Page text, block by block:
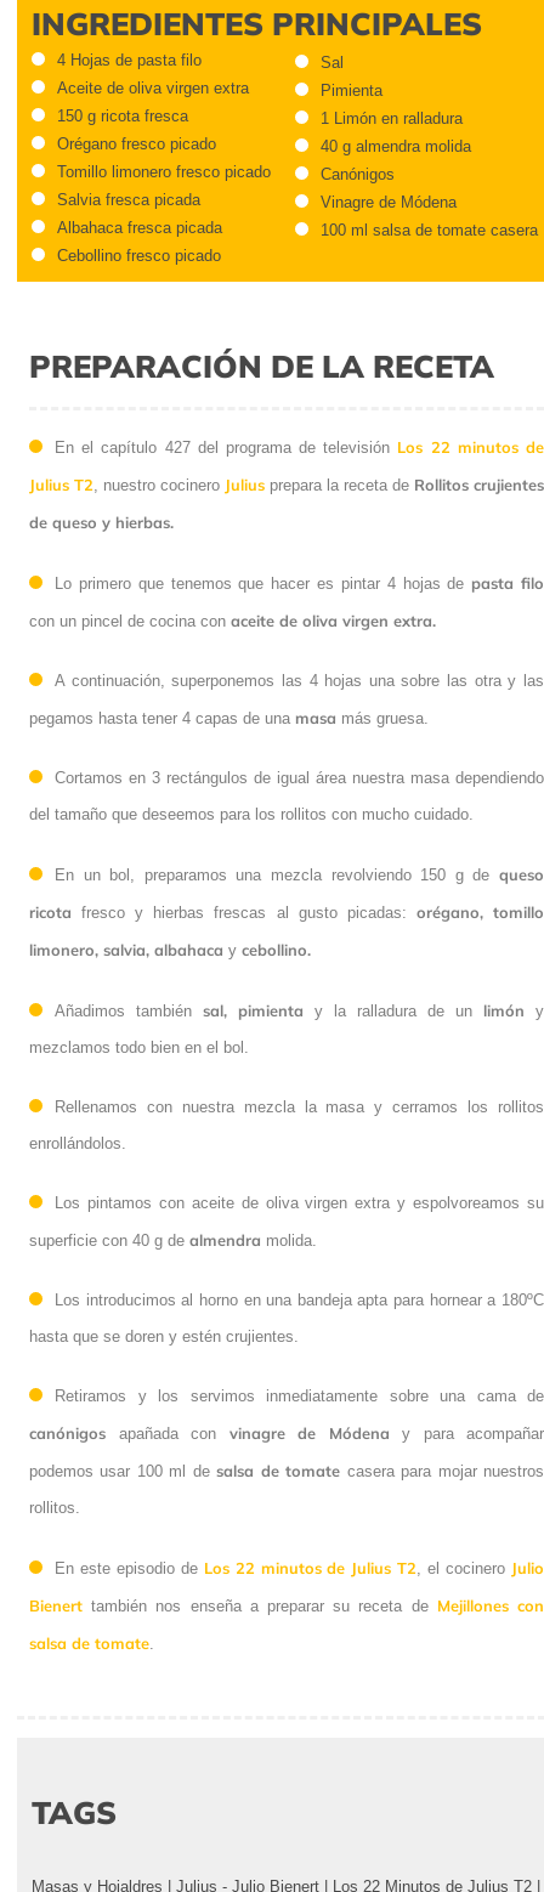
INGREDIENTES PRINCIPALES
4 Hojas de pasta filo
Aceite de oliva virgen extra
150 g ricota fresca
Orégano fresco picado
Tomillo limonero fresco picado
Salvia fresca picada
Albahaca fresca picada
Cebollino fresco picado
Sal
Pimienta
1 Limón en ralladura
40 g almendra molida
Canónigos
Vinagre de Módena
100 ml salsa de tomate casera
PREPARACIÓN DE LA RECETA
En el capítulo 427 del programa de televisión Los 22 minutos de
Julius T2, nuestro cocinero Julius prepara la receta de Rollitos crujientes
de queso y hierbas.
Lo primero que tenemos que hacer es pintar 4 hojas de pasta filo
con un pincel de cocina con aceite de oliva virgen extra.
A continuación, superponemos las 4 hojas una sobre las otra y las
pegamos hasta tener 4 capas de una masa más gruesa.
Cortamos en 3 rectángulos de igual área nuestra masa dependiendo
del tamaño que deseemos para los rollitos con mucho cuidado.
En un bol, preparamos una mezcla revolviendo 150 g de queso
ricota fresco y hierbas frescas al gusto picadas: orégano, tomillo
limonero, salvia, albahaca y cebollino.
Añadimos también sal, pimienta y la ralladura de un limón y
mezclamos todo bien en el bol.
Rellenamos con nuestra mezcla la masa y cerramos los rollitos
enrollándolos.
Los pintamos con aceite de oliva virgen extra y espolvoreamos su
superficie con 40 g de almendra molida.
Los introducimos al horno en una bandeja apta para hornear a 180ºC
hasta que se doren y estén crujientes.
Retiramos y los servimos inmediatamente sobre una cama de
canónigos apañada con vinagre de Módena y para acompañar
podemos usar 100 ml desalsa de tomate casera para mojar nuestros
rollitos.
En este episodio de Los 22 minutos de Julius T2, el cocinero Julio
Bienert también nos enseña a preparar su receta de Mejillones con
salsa de tomate.
TAGS
Masas y Hojaldres Julius - Julio Bienert Los 22 Minutos de Julius T2